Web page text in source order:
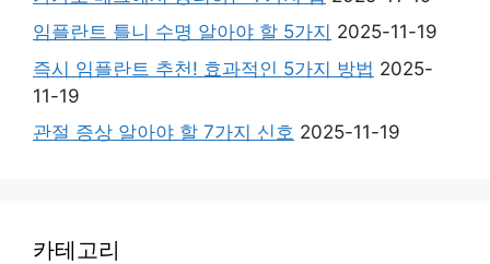
임플란트 틀니 수명 알아야 할 5가지 2025-11-19
즉시 임플란트 추천! 효과적인 5가지 방법 2025-
11-19
관절 증상 알아야 할 7가지 신호 2025-11-19
카테고리